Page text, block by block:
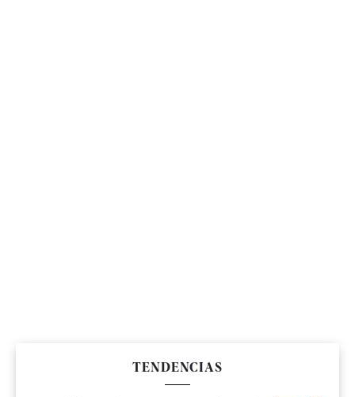
TENDENCIAS